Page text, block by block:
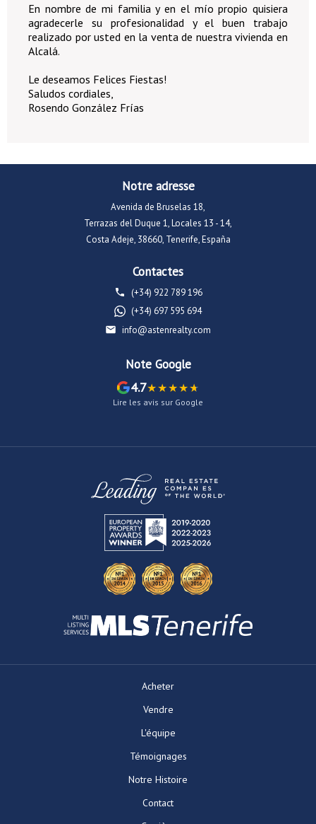
En nombre de mi familia y en el mío propio quisiera
agradecerle su profesionalidad y el buen trabajo
realizado por usted en la venta de nuestra vivienda en
Alcalá.
Le deseamos Felices Fiestas!
Saludos cordiales,
Rosendo González Frías
Notre adresse
Avenida de Bruselas 18,
Terrazas del Duque 1, Locales 13 - 14,
Costa Adeje, 38660, Tenerife, España
Contactes
(+34) 922 789 196
(+34) 697 595 694
info@astenrealty.com
Note Google
4.7
Lire les avis sur Google
Acheter
Vendre
L'équipe
Témoignages
Notre Histoire
Contact